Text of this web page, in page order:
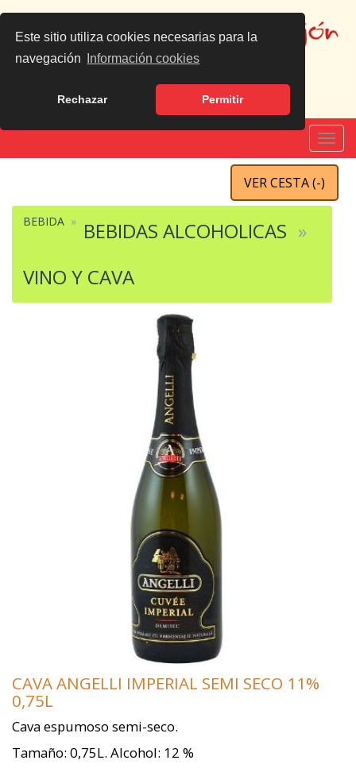
Este sitio utiliza cookies necesarias para la
navegación
Información cookies
Rechazar Permitir
|English
VER CESTA (-)
BEBIDA
BEBIDAS ALCOHOLICAS
VINO Y CAVA
CAVA ANGELLI IMPERIAL SEMI SECO 11%
0,75L
Cava espumoso semi-seco.
Tamaño: 0,75L. Alcohol: 12 %